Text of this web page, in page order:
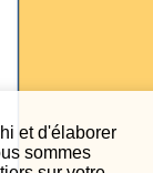
et d'élaborer
sommes